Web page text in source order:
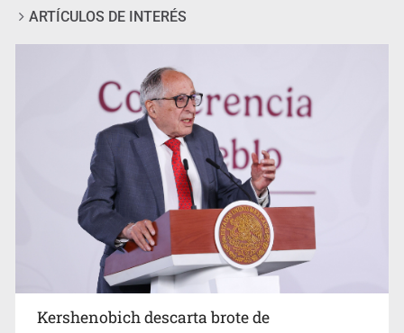
Advierten retrocesos en transparencia tras desaparición
del INAI
ARTÍCULOS DE INTERÉS
Kershenobich descarta brote de